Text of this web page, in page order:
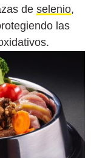
de selenio,
las